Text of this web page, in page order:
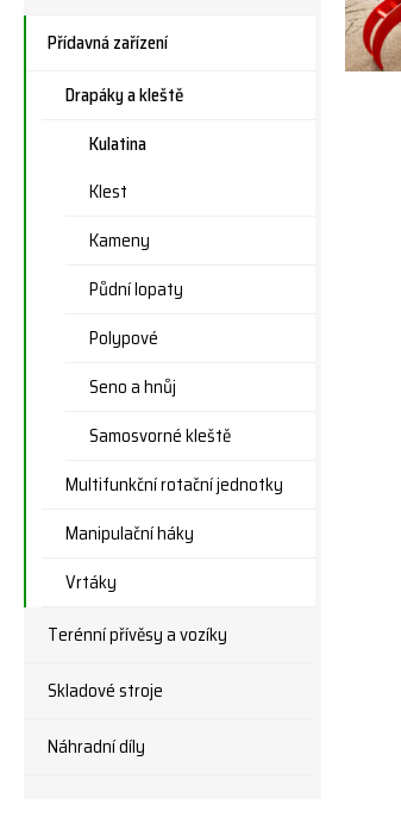
Přídavná zařízení
Drapáky a kleště
Kulatina
Klest
Kameny
Půdní lopaty
Polypové
Seno a hnůj
Samosvorné kleště
Multifunkční rotační jednotky
Manipulační háky
Vrtáky
Terénní přívěsy a vozíky
Skladové stroje
Náhradní díly